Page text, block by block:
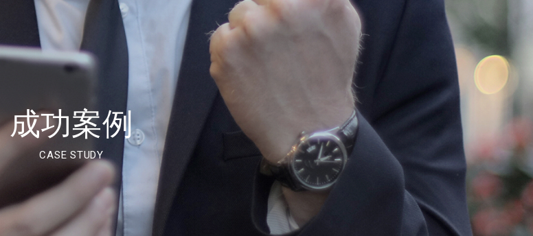
成功案例
CASE STUDY